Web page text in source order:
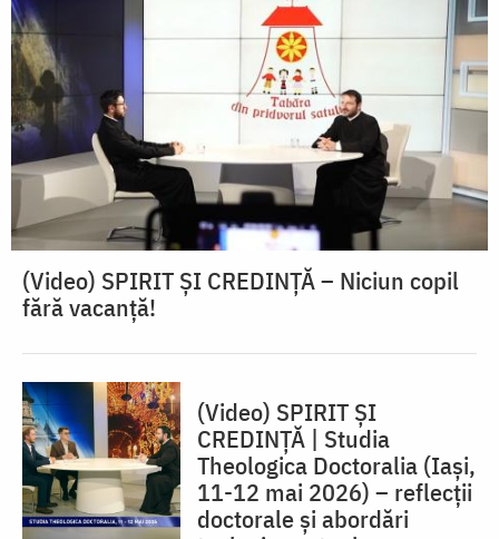
(Video) SPIRIT ŞI CREDINŢĂ – Niciun copil
fără vacanţă!
(Video) SPIRIT ȘI
CREDINȚĂ | Studia
Theologica Doctoralia (Iaşi,
11-12 mai 2026) – reflecţii
doctorale şi abordări